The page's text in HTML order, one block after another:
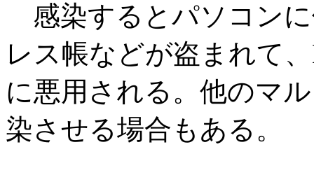
感染するとパソコン
レス帳などが盗まれて
に悪用される。他のマ
染させる場合もある。